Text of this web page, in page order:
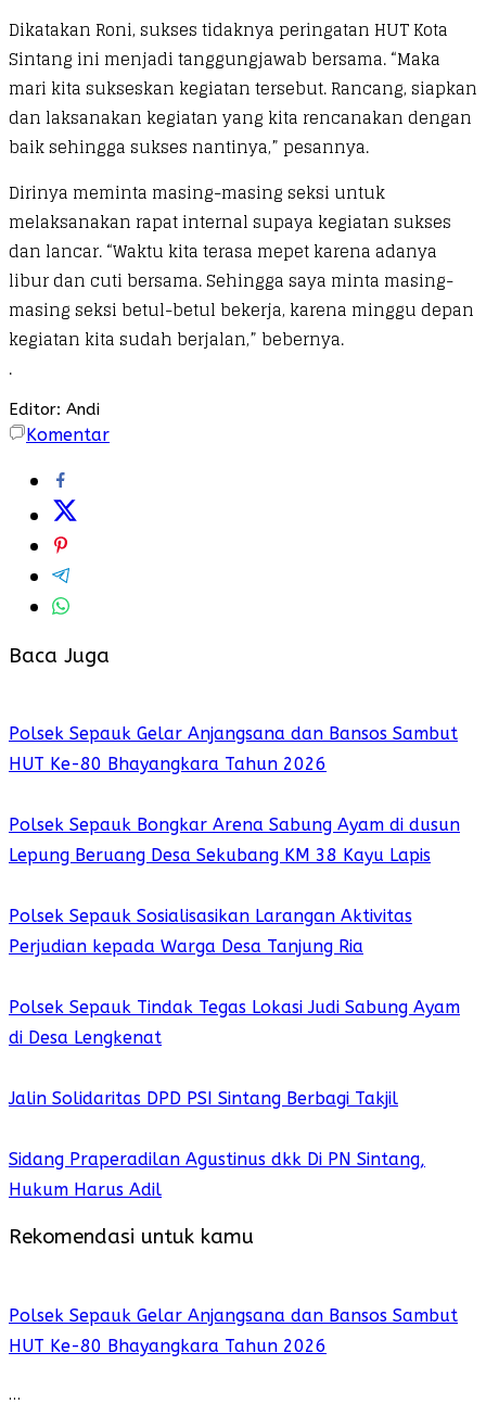
Dikatakan Roni, sukses tidaknya peringatan HUT Kota
Sintang ini menjadi tanggungjawab bersama. “Maka
mari kita sukseskan kegiatan tersebut. Rancang, siapkan
dan laksanakan kegiatan yang kita rencanakan dengan
baik sehingga sukses nantinya,” pesannya.
Dirinya meminta masing-masing seksi untuk
melaksanakan rapat internal supaya kegiatan sukses
dan lancar. “Waktu kita terasa mepet karena adanya
libur dan cuti bersama. Sehingga saya minta masing-
masing seksi betul-betul bekerja, karena minggu depan
kegiatan kita sudah berjalan,” bebernya.
.
Editor: Andi
Komentar
Baca Juga
Polsek Sepauk Gelar Anjangsana dan Bansos Sambut
HUT Ke-80 Bhayangkara Tahun 2026
Polsek Sepauk Bongkar Arena Sabung Ayam di dusun
Lepung Beruang Desa Sekubang KM 38 Kayu Lapis
Polsek Sepauk Sosialisasikan Larangan Aktivitas
Perjudian kepada Warga Desa Tanjung Ria
Polsek Sepauk Tindak Tegas Lokasi Judi Sabung Ayam
di Desa Lengkenat
Jalin Solidaritas DPD PSI Sintang Berbagi Takjil
Sidang Praperadilan Agustinus dkk Di PN Sintang,
Hukum Harus Adil
Rekomendasi untuk kamu
Polsek Sepauk Gelar Anjangsana dan Bansos Sambut
HUT Ke-80 Bhayangkara Tahun 2026
…